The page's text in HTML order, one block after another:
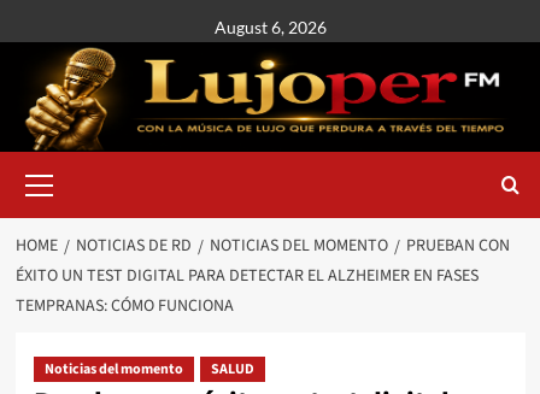
August 6, 2026
HOME NOTICIAS DE RD NOTICIAS DEL MOMENTO
PRUEBAN CON
ÉXITO UN TEST DIGITAL PARA DETECTAR EL ALZHEIMER EN FASES
TEMPRANAS: CÓMO FUNCIONA
Noticias del momento SALUD